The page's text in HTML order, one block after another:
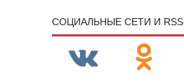
CОЦИАЛЬНЫЕ СЕТИ И RSS